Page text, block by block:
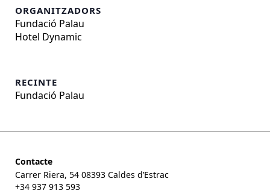
ORGANITZADORS
Fundació Palau
Hotel Dynamic
RECINTE
Fundació Palau
Contacte
Carrer Riera, 54 08393 Caldes d’Estrac
+34 937 913 593